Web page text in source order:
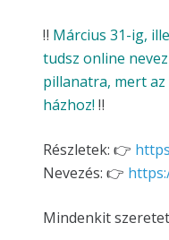
‼ Március 31-ig,
tudsz online
pillanatra, mert
házhoz! ‼
Részletek: 👉
Nevezés: 👉
Mindenkit